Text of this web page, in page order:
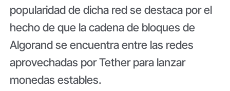
popularidad de dicha red se destaca por el
hecho de que la cadena de bloques de
Algorand se encuentra entre las redes
aprovechadas por Tether para lanzar
monedas estables.